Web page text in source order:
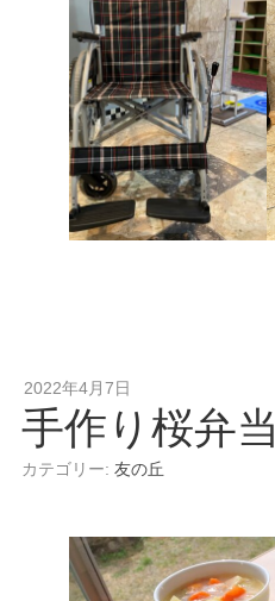
2022年4月7日
手作り桜弁当
カテゴリー: 友の丘